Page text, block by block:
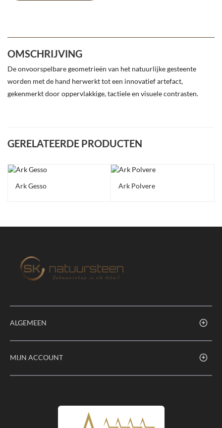
OMSCHRIJVING
De onvoorspelbare geometrieën van het natuurlijke gesteente
worden met de hand herwerkt tot een innovatief artefact,
gekenmerkt door oppervlakkige, tactiele en visuele contrasten.
GERELATEERDE PRODUCTEN
Ark Gesso Ark Polvere
ALGEMEEN
MIJN ACCOUNT